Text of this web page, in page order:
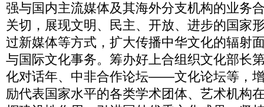
强与国内主流媒体及其海外分支机构的业务
关切，展现文明、民主、开放、进步的国家
过新媒体等方式，扩大传播中华文化的辐射
与国际文化事务。筹办好上合组织文化部长
化对话年、中非合作论坛——文化论坛等，
励代表国家水平的各类学术团体、艺术机构